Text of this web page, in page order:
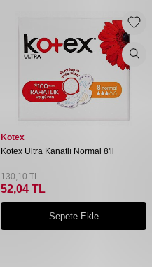
Kotex
Kotex Ultra Kanatlı Normal 8'li
130,10 TL
52,04 TL
Sepete Ekle